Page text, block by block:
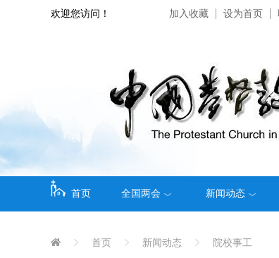
欢迎您访问！ 加入收藏 设为首页
首页 全国两会 新闻动态
首页 新闻动态 院校事工